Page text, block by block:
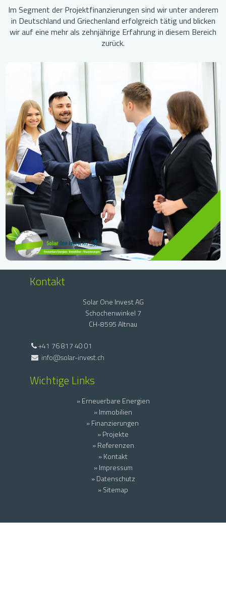
Im Segment der Projektfinanzierungen sind wir unter anderem
in Deutschland und Griechenland erfolgreich tätig und blicken
wir auf eine mehr als zehnjährige Erfahrung in diesem Bereich
zurück.
Kontakt
Solar One Invest AG
Schochenwinkel 7
CH-8595 Altnau
+41 76 817 40 01
info@solar-invest.ch
Wichtige Links
» Erneuerbare Energien
» Immobilien
» Finanzierungen
» Projekte
» Referenzen
» Kontakt
» Impressum
» Datenschutz
» Sitemap